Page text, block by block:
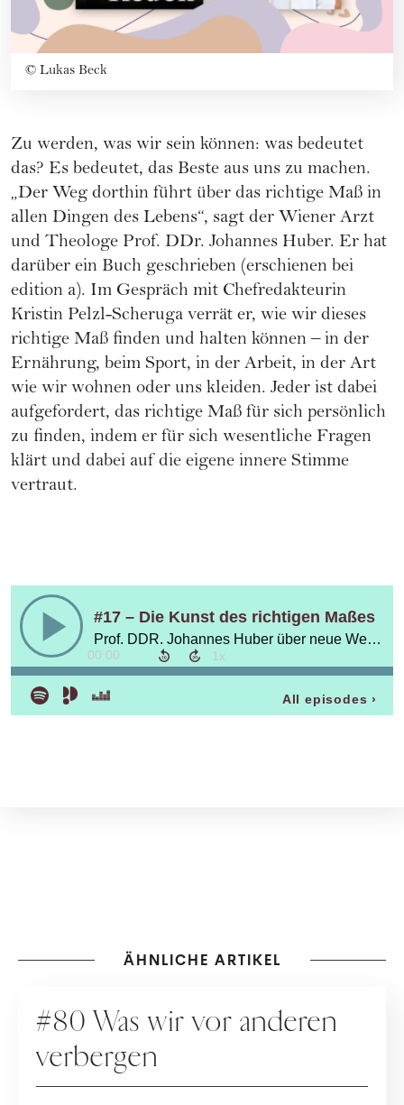
© Lukas Beck
Zu werden, was wir sein können: was bedeutet
das? Es bedeutet, das Beste aus uns zu machen.
„Der Weg dorthin führt über das richtige Maß in
allen Dingen des Lebens“, sagt der Wiener Arzt
und Theologe Prof. DDr. Johannes Huber. Er hat
darüber ein Buch geschrieben (erschienen bei
edition a). Im Gespräch mit Chefredakteurin
Kristin Pelzl-Scheruga verrät er, wie wir dieses
richtige Maß finden und halten können – in der
Ernährung, beim Sport, in der Arbeit, in der Art
wie wir wohnen oder uns kleiden. Jeder ist dabei
aufgefordert, das richtige Maß für sich persönlich
zu finden, indem er für sich wesentliche Fragen
klärt und dabei auf die eigene innere Stimme
vertraut.
ÄHNLICHE ARTIKEL
#80 Was wir vor anderen
verbergen